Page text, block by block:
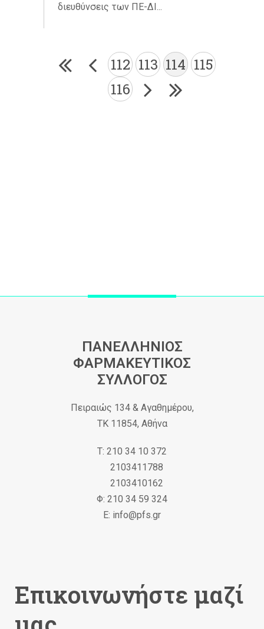
διευθύνσεις των ΠΕ-ΔΙ...
112 113 114 115
116
ΠΑΝΕΛΛΗΝΙΟΣ
ΦΑΡΜΑΚΕΥΤΙΚΟΣ
ΣΥΛΛΟΓΟΣ
Πειραιώς 134 & Αγαθημέρου,
ΤΚ 11854, Αθήνα
Τ: 210 34 10 372
2103411788
2103410162
Φ: 210 34 59 324
Ε: info@pfs.gr
Επικοινωνήστε μαζί